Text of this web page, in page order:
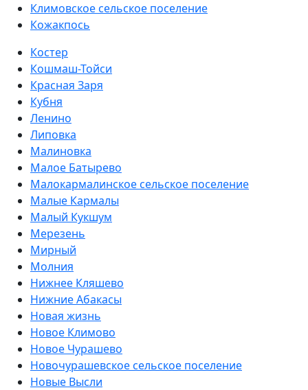
Климовское сельское поселение
Кожакпось
Костер
Кошмаш-Тойси
Красная Заря
Кубня
Ленино
Липовка
Малиновка
Малое Батырево
Малокармалинское сельское поселение
Малые Кармалы
Малый Кукшум
Мерезень
Мирный
Молния
Нижнее Кляшево
Нижние Абакасы
Новая жизнь
Новое Климово
Новое Чурашево
Новочурашевское сельское поселение
Новые Высли